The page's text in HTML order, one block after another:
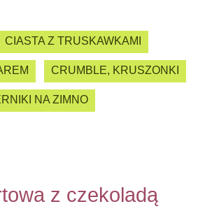
CIASTA Z TRUSKAWKAMI
CRUMBLE, KRUSZONKI
NA ZIMNO
z czekoladą